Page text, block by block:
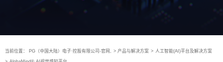
当前位置： PG（中国大陆）电子·控股有限公司-官网, > 产品与解决方案 > 人工智能(AI)平台及解决方案